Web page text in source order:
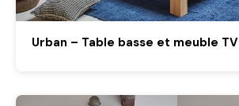
Urban – Table basse et meuble TV